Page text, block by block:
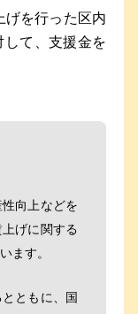
げを行った区内
て、支援金を
向上などを
げに関する
ます。
ともに、国